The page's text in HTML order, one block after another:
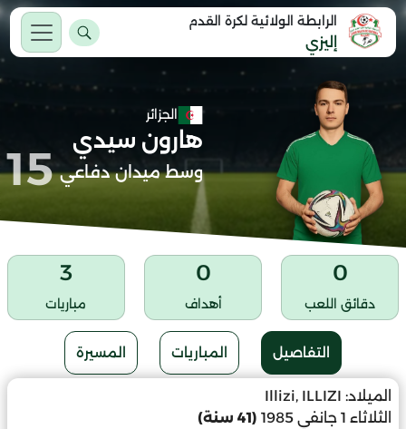
الرابطة الولائية لكرة القدم
إليزي
الجزائر
هارون سيدي
وسط ميدان دفاعي 15
0
دقائق اللعب
0
أهداف
3
مباريات
التفاصيل المباريات المسيرة
الميلاد: Illizi, ILLIZI
الثلاثاء 1 جانفي 1985
(41 سنة)